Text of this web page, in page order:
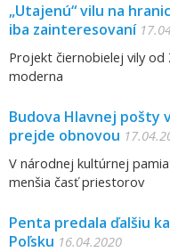
„Utajenú“ vilu na
iba zainteresovaní
Projekt čiernobielej vily
moderna
Budova Hlavnej pošty
prejde obnovou
V národnej kultúrnej
menšia časť priestorov
Penta predala ďalšiu
Poľsku 16.04.2020